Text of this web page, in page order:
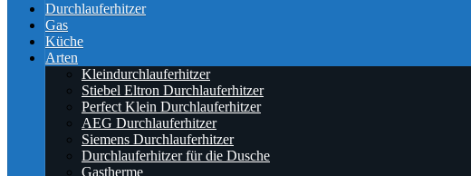
Durchlauferhitzer
Gas
Küche
Arten
Kleindurchlauferhitzer
Stiebel Eltron Durchlauferhitzer
Perfect Klein Durchlauferhitzer
AEG Durchlauferhitzer
Siemens Durchlauferhitzer
Durchlauferhitzer für die Dusche
Gastherme